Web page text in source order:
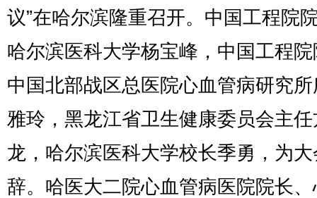
议”在哈尔滨隆重召开。中国工程院
哈尔滨医科大学杨宝峰，中国工程
中国北部战区总医院心血管病研究
雅玲，黑龙江省卫生健康委员会主
龙，哈尔滨医科大学校长季勇，为
辞。哈医大二院心血管病医院院长